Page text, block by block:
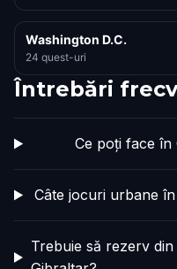
Washington D.C.
24 quest-uri
Întrebări
Ce poți face în
Câte jocuri urbane
Trebuie să rezerv